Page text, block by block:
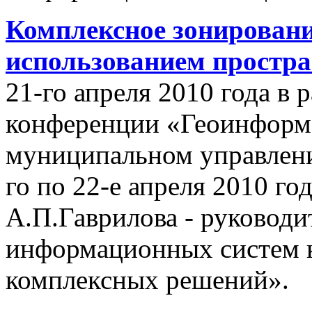
Комплексное
использованием
21-го апреля 2010 года в
конференции
муниципальном
го по 22-е апреля 2010
А.П.Гаврилова -
информационных систем
комплексных решений».